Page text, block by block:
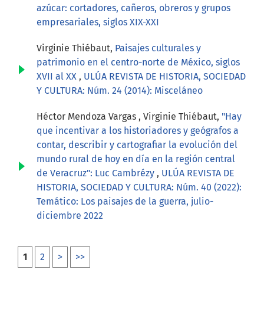
azúcar: cortadores, cañeros, obreros y grupos
empresariales, siglos XIX-XXI
Virginie Thiébaut, Paisajes culturales y
patrimonio en el centro-norte de México, siglos
XVII al XX , ULÚA REVISTA DE HISTORIA, SOCIEDAD
Y CULTURA: Núm. 24 (2014): Misceláneo
Héctor Mendoza Vargas , Virginie Thiébaut, "Hay
que incentivar a los historiadores y geógrafos a
contar, describir y cartografiar la evolución del
mundo rural de hoy en día en la región central
de Veracruz": Luc Cambrézy , ULÚA REVISTA DE
HISTORIA, SOCIEDAD Y CULTURA: Núm. 40 (2022):
Temático: Los paisajes de la guerra, julio-
diciembre 2022
1 2 > >>